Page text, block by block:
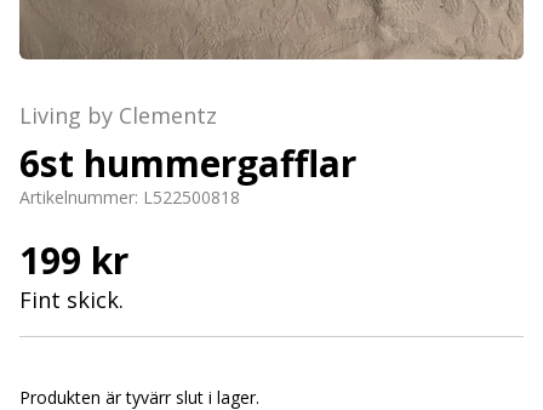
Living by Clementz
6st hummergafflar
Artikelnummer: L522500818
199 kr
Fint skick.
Produkten är tyvärr slut i lager.